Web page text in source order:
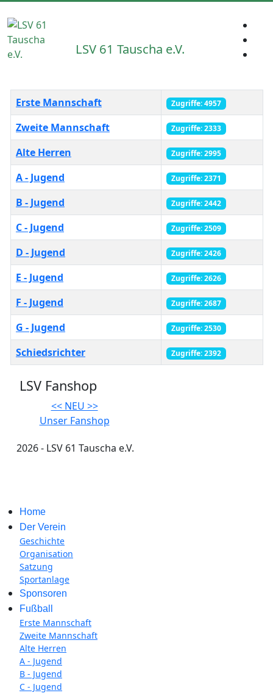
LSV 61 Tauscha e.V.
Beiträge
Titel Zugriffe
Erste Mannschaft Zugriffe: 4957
Zweite Mannschaft Zugriffe: 2333
Alte Herren Zugriffe: 2995
A - Jugend Zugriffe: 2371
B - Jugend Zugriffe: 2442
C - Jugend Zugriffe: 2509
D - Jugend Zugriffe: 2426
E - Jugend Zugriffe: 2626
F - Jugend Zugriffe: 2687
G - Jugend Zugriffe: 2530
Schiedsrichter Zugriffe: 2392
LSV Fanshop
<< NEU >>
Unser Fanshop
2026 - LSV 61 Tauscha e.V.
Home
Der Verein
Geschichte
Organisation
Satzung
Sportanlage
Sponsoren
Fußball
Erste Mannschaft
Zweite Mannschaft
Alte Herren
A - Jugend
B - Jugend
C - Jugend